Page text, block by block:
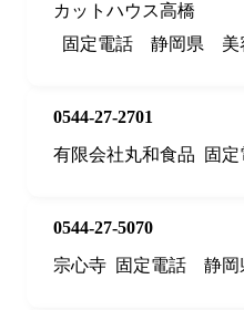
カットハウス高橋
固定電話
静岡県 美
0544-27-2701
有限会社丸和食品
固
0544-27-5070
宗心寺 固定電話 静岡